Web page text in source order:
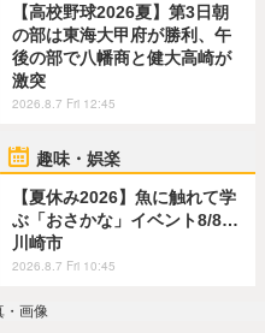
【高校野球2026夏】第3日朝
の部は東海大甲府が勝利、午
後の部で八幡商と健大高崎が
激突
2026.8.7 Fri 12:45
趣味・娯楽
【夏休み2026】魚に触れて学
ぶ「おさかな」イベント8/8…
川崎市
2026.8.7 Fri 10:45
・画像